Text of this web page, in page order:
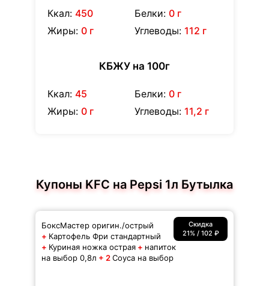
Ккал: 450 Белки: 0 г
Жиры: 0 г Углеводы: 112 г
КБЖУ на 100г
Ккал: 45 Белки: 0 г
Жиры: 0 г Углеводы: 11,2 г
Купоны KFC на Pepsi 1л Бутылка
Скидка
21% / 102 ₽
БоксМастер оригин./острый
+ Картофель Фри стандартный
+ Куриная ножка острая + напиток
на выбор 0,8л + 2Соуса на выбор